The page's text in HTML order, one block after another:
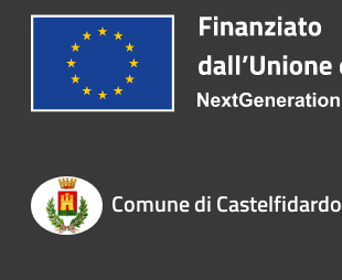
Comune di Castelfidardo